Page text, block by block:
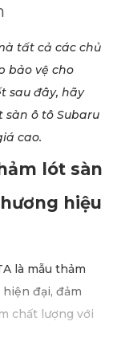
tất cả các chủ
bảo vệ cho
sau đây, hãy
sàn ô tô Subaru
cao.
lót sàn
hiệu
là mẫu thảm
đại, đảm
chất lượng với